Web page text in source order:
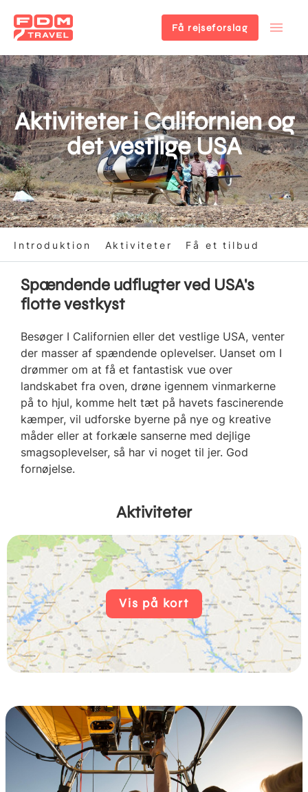
Gå
til
hovedindhold
Få rejseforslag
Aktiviteter i Californien og
det vestlige USA
Introduktion Aktiviteter Få et tilbud
Spændende udflugter ved USA's
flotte vestkyst
Besøger I Californien eller det vestlige USA, venter
der masser af spændende oplevelser. Uanset om I
drømmer om at få et fantastisk vue over
landskabet fra oven, drøne igennem vinmarkerne
på to hjul, komme helt tæt på havets fascinerende
kæmper, vil udforske byerne på nye og kreative
måder eller at forkæle sanserne med dejlige
smagsoplevelser, så har vi noget til jer. God
fornøjelse.
Aktiviteter
Vis på kort